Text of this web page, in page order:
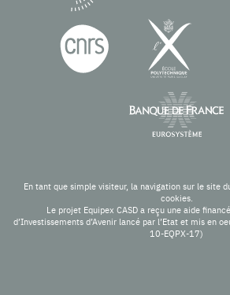
En tant que simple visiteur, la navigation sur le site
cookies.
Le projet Equipex CASD a reçu une aide
d’Investissements d’Avenir lancé par l’Etat et mis en
10-EQPX-17)